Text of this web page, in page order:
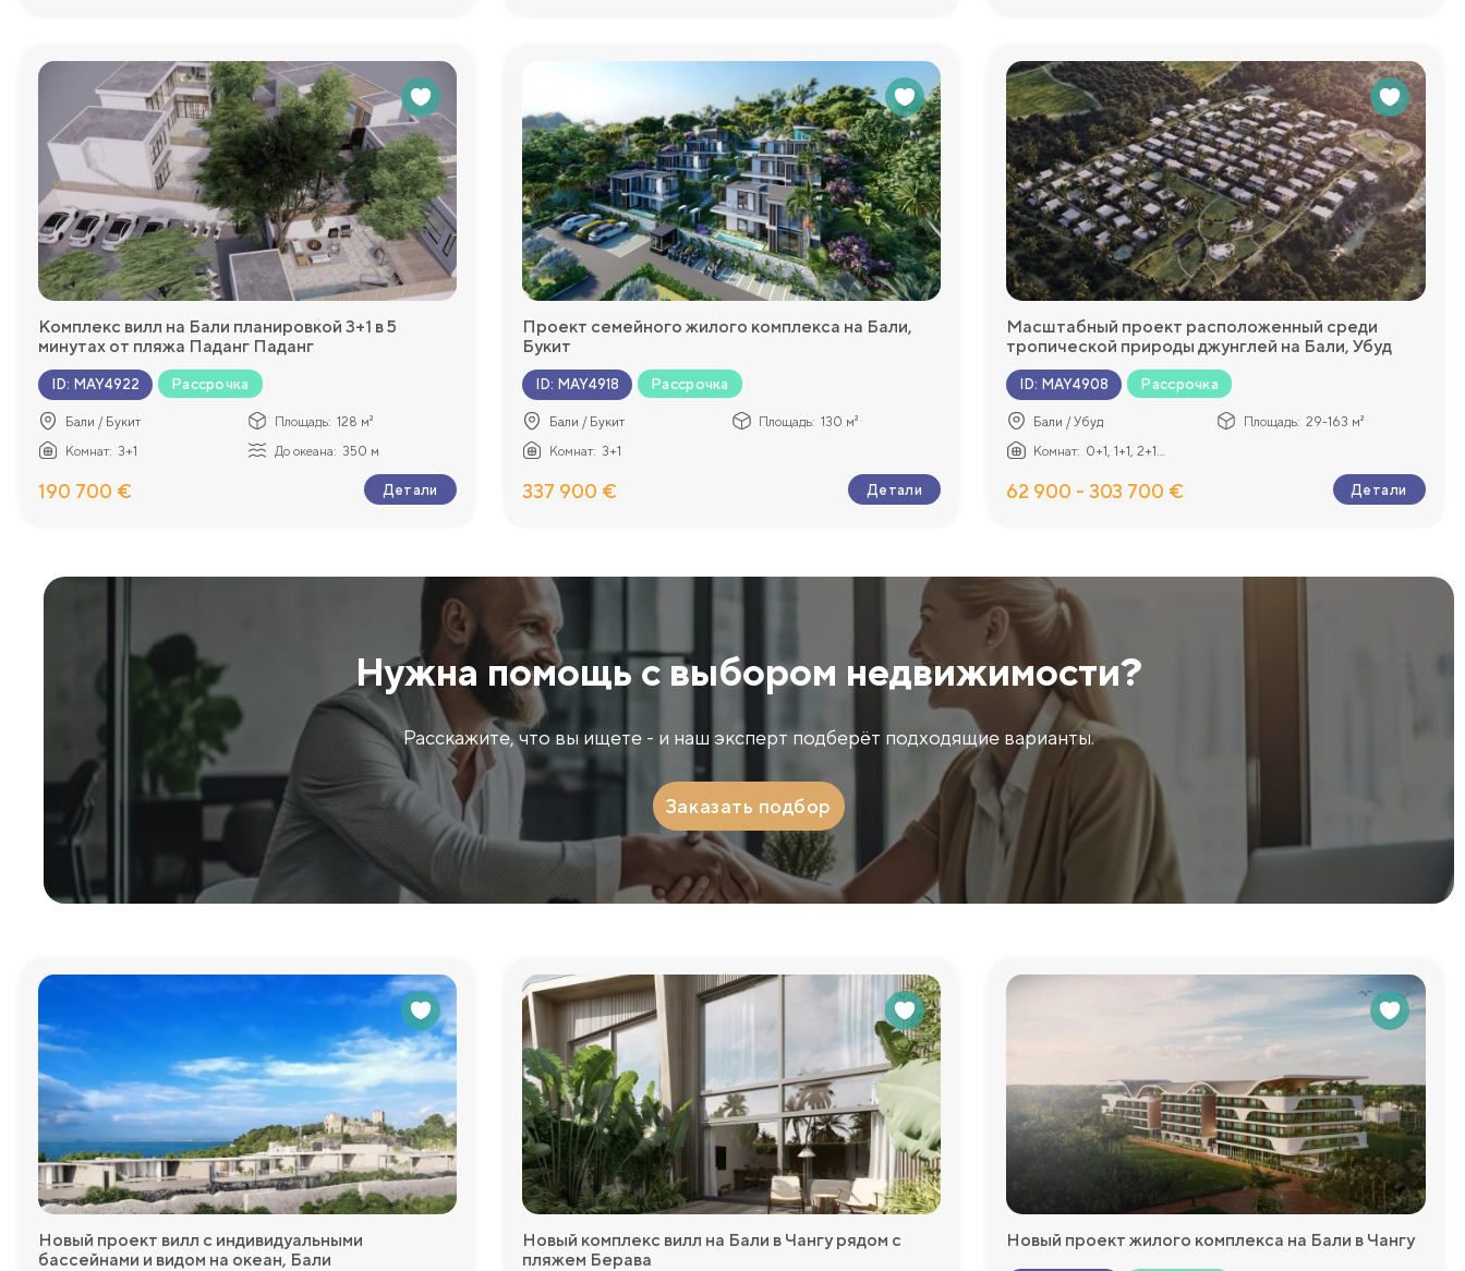
Комплекс вилл на Бали планировкой 3+1 в 5
минутах от пляжа Паданг Паданг
ID: MAY4922 Рассрочка
Бали / Букит Площадь: 128 м²
Комнат: 3+1 До океана: 350 м
190 700 € Детали
Проект семейного жилого комплекса на Бали,
Букит
ID: MAY4918 Рассрочка
Бали / Букит Площадь: 130 м²
Комнат: 3+1
337 900 € Детали
Масштабный проект расположенный среди
тропической природы джунглей на Бали, Убуд
ID: MAY4908 Рассрочка
Бали / Убуд Площадь: 29-163 м²
Комнат: 0+1, 1+1, 2+1...
62 900 - 303 700 € Детали
Нужна помощь с выбором недвижимости?
Расскажите, что вы ищете - и наш эксперт подберёт подходящие варианты.
Заказать подбор
Новый проект вилл с индивидуальными
бассейнами и видом на океан, Бали
Новый комплекс вилл на Бали в Чангу рядом с
пляжем Берава
Новый проект жилого комплекса на Бали в Чангу